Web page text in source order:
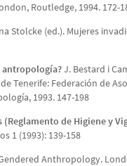
Routledge, 1994. 172-
Stolcke (ed.). Mujeres
antropología?J. Bestard i
Tenerife: Federación de
1993. 147-198
de Higiene y
1 (1993): 139-158
Anthropology.